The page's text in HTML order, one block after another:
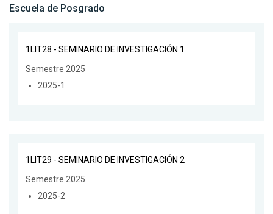
Escuela de Posgrado
1LIT28 - SEMINARIO DE INVESTIGACIÓN 1
Semestre 2025
2025-1
1LIT29 - SEMINARIO DE INVESTIGACIÓN 2
Semestre 2025
2025-2